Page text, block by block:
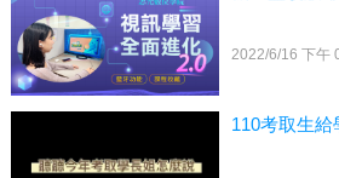
2022/6/16 下午
110考取生